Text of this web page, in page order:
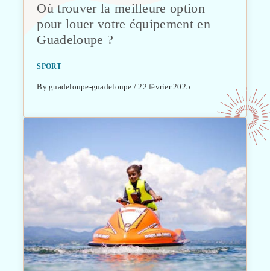
Où trouver la meilleure option
pour louer votre équipement en
Guadeloupe ?
SPORT
By guadeloupe-guadeloupe / 22 février 2025